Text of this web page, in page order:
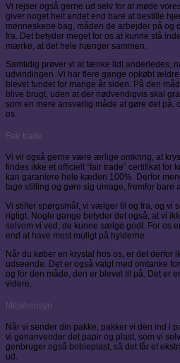
Vi rejser også gerne ud selv for at møde
giver noget helt andet end bare at bestille
menneskene bag, måden de arbejder på og
fra. Det betyder meget for os at kunne stå
mærke, at det hele hænger sammen.
Samtidig prøver vi at tænke lidt anderledes,
udvindingen. Vi har flere gange opkøbt
blevet fundet for mange år siden. På den
blive brugt, uden at der nødvendigvis skal
som en mere ansvarlig måde at gøre det på,
os.
Fair trade
Vi vil også gerne være ærlige omkring, at
findes ikke et officielt “fair trade” certifikat for
kan garantere hele kæden 100%. Derfor
tage stilling og gøre sig umage, fremfor bare
Vi stiller spørgsmål, vi vælger til og fra, og vi
rigtigt. Nogle gange betyder det også, at vi
selvom vi ved, de kunne sælge godt. For os
end at have mest muligt på hylderne.
Når du køber en krystal hos os, er det derfor
udseende. Det er også valgt med omtanke
og for den måde, den er blevet til på. Det er
videre.
Miljøhensyn
Når vi sender din pakke, pakker vi den ind i
vi genanvender det papir og plast, som vi
genbruger også bobleplast, så det får et
ud.